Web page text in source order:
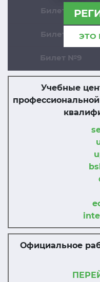
ЭТО
Билет №5
Билет №7
Билет №9
Учебные
Официальное